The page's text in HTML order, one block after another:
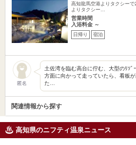
高知龍馬空港よりタクシー
よりタクシー…
営業時間
入浴料金 ～
日帰り 宿泊
匿名
土佐湾を臨む高台に佇む、大型のﾘｿﾞ
方面に向かって走っていたら、看板
た…
関連情報から探す
高知県のニフティ温泉ニュース